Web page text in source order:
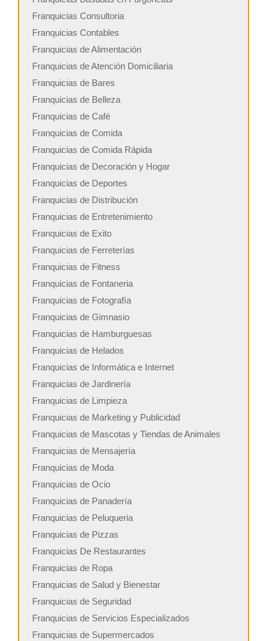
Franquicias Consultoria
Franquicias Contables
Franquicias de Alimentación
Franquicias de Atención Domiciliaria
Franquicias de Bares
Franquicias de Belleza
Franquicias de Café
Franquicias de Comida
Franquicias de Comida Rápida
Franquicias de Decoración y Hogar
Franquicias de Deportes
Franquicias de Distribución
Franquicias de Entretenimiento
Franquicias de Exito
Franquicias de Ferreterías
Franquicias de Fitness
Franquicias de Fontaneria
Franquicias de Fotografía
Franquicias de Gimnasio
Franquicias de Hamburguesas
Franquicias de Helados
Franquicias de Informática e Internet
Franquicias de Jardinería
Franquicias de Limpieza
Franquicias de Marketing y Publicidad
Franquicias de Mascotas y Tiendas de Animales
Franquicias de Mensajería
Franquicias de Moda
Franquicias de Ocio
Franquicias de Panadería
Franquicias de Peluqueria
Franquicias de Pizzas
Franquicias De Restaurantes
Franquicias de Ropa
Franquicias de Salud y Bienestar
Franquicias de Seguridad
Franquicias de Servicios Especializados
Franquicias de Supermercados